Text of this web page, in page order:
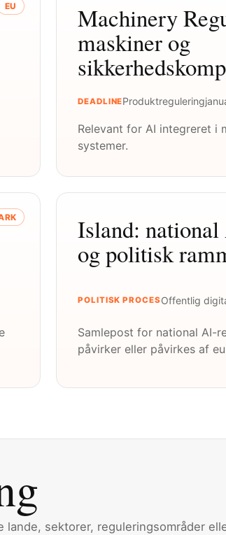
EU Machinery
maskiner og
DEADLINEProduktregulering
Relevant for AI integreret i
systemer.
Island:
og politisk
POLITISK PROCESOffentlig
Samlepost for national AI-
påvirker eller påvirkes af
sektorer, reguleringsområder